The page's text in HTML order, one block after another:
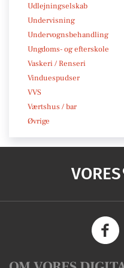
Udlejningselskab
Undervisning
Undervognsbehandling
Ungdoms- og efterskole
Vaskeri / Renseri
Vinduespudser
VVS
Værtshus / bar
Øvrige
VORES